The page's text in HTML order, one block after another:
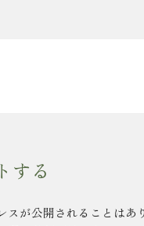
する
スが公開されることはあ